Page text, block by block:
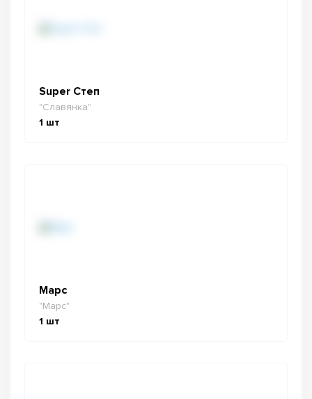
Super Степ
"Славянка"
1 шт
Марс
"Марс"
1 шт